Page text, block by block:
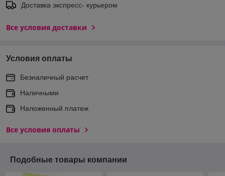
Доставка экспреcс- курьером
Все условия доставки
Условия оплаты
Безналичный расчет
Наличными
Наложенный платеж
Все условия оплаты
Подобные товары компании